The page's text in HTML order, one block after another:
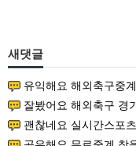
새댓글
유익해요 해외축구중계 링크 찾기 쉬워서
잘봤어요 해외축구 경기 일정 한눈에 보
괜찮네요 실시간스포츠 정보 확인하기 좋